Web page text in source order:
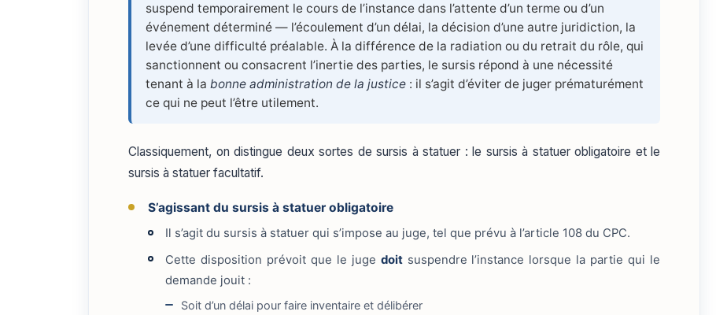
suspend temporairement le cours de l’instance dans l’attente d’un terme ou d’un
événement déterminé — l’écoulement d’un délai, la décision d’une autre juridiction, la
levée d’une difficulté préalable. À la différence de la radiation ou du retrait du rôle, qui
sanctionnent ou consacrent l’inertie des parties, le sursis répond à une nécessité
tenant à la bonne administration de la justice : il s’agit d’éviter de juger prématurément
ce qui ne peut l’être utilement.
Classiquement, on distingue deux sortes de sursis à statuer : le sursis à statuer obligatoire et le
sursis à statuer facultatif.
S’agissant du sursis à statuer obligatoire
Il s’agit du sursis à statuer qui s’impose au juge, tel que prévu à l’article 108 du CPC.
Cette disposition prévoit que le juge doitsuspendre l’instance lorsque la partie qui le
demande jouit :
Soit d’un délai pour faire inventaire et délibérer